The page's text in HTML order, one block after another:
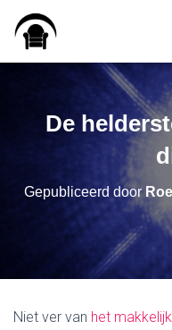
De
Gepubliceerd door
Niet ver van het makkelijk